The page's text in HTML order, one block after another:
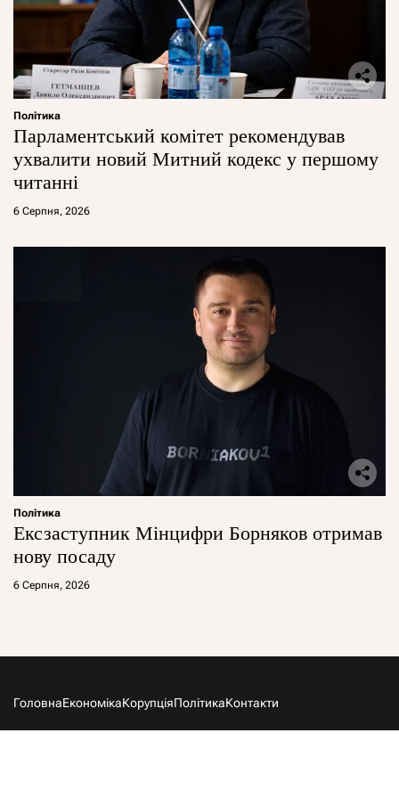
Політика
Парламентський комітет рекомендував
ухвалити новий Митний кодекс у першому
читанні
6 Серпня, 2026
Політика
Ексзаступник Мінцифри Борняков отримав
нову посаду
6 Серпня, 2026
ГоловнаЕкономікаКорупціяПолітикаКонтакти